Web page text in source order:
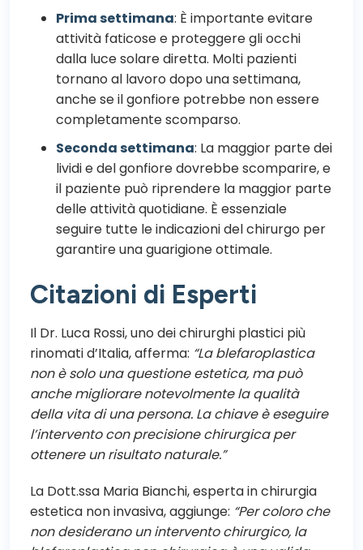
Prima settimana: È importante evitare
attività faticose e proteggere gli occhi
dalla luce solare diretta. Molti pazienti
tornano al lavoro dopo una settimana,
anche se il gonfiore potrebbe non essere
completamente scomparso.
Seconda settimana: La maggior parte dei
lividi e del gonfiore dovrebbe scomparire, e
il paziente può riprendere la maggior parte
delle attività quotidiane. È essenziale
seguire tutte le indicazioni del chirurgo per
garantire una guarigione ottimale.
Citazioni di Esperti
Il Dr. Luca Rossi, uno dei chirurghi plastici più
rinomati d’Italia, afferma: “La blefaroplastica
non è solo una questione estetica, ma può
anche migliorare notevolmente la qualità
della vita di una persona. La chiave è eseguire
l’intervento con precisione chirurgica per
ottenere un risultato naturale.”
La Dott.ssa Maria Bianchi, esperta in chirurgia
estetica non invasiva, aggiunge: “Per coloro che
non desiderano un intervento chirurgico, la